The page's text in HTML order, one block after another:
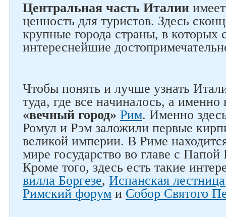
Центральная часть Италии
ценность для туристов. Здесь
крупные города страны, в которых
интереснейшие
Чтобы понять и лучше узнать
туда, где все начиналось, а
«вечный город» Рим. Именно
Ромул и Рэм заложили первые
великой империи. В Риме
мире государство во главе с
Кроме того, здесь есть такие
вилла Боргезе, Испанская лестница
Римский форум и Собор Святого